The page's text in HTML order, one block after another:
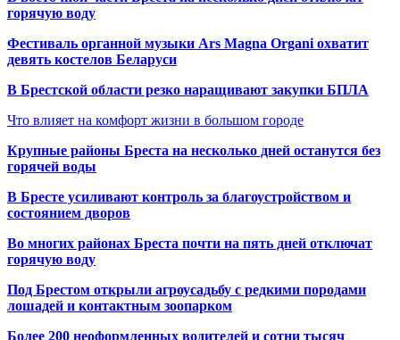
горячую воду
Фестиваль органной музыки Ars Magna Organi охватит
девять костелов Беларуси
В Брестской области резко наращивают закупки БПЛА
Что влияет на комфорт жизни в большом городе
Крупные районы Бреста на несколько дней останутся без
горячей воды
В Бресте усиливают контроль за благоустройством и
состоянием дворов
Во многих районах Бреста почти на пять дней отключат
горячую воду
Под Брестом открыли агроусадьбу с редкими породами
лошадей и контактным зоопарком
Более 200 неоформленных водителей и сотни тысяч